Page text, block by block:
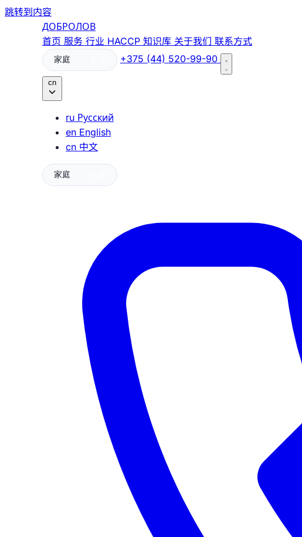
跳转到内容
ДОБРОЛОВ
首页 服务 行业 HACCP 知识库 关于我们 联系方式
家庭 +375 (44) 520-99-90
cn
ru Русский
en English
cn 中文
家庭